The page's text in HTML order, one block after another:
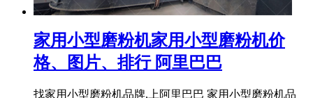
家用小型磨粉机家用小型磨粉机价
格、图片、排行 阿里巴巴
找家用小型磨粉机品牌,上阿里巴巴 家用小型磨粉机品